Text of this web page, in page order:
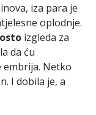
iza para je
oplodnje.
izgleda za
da ću
embrija. Netko
I dobila je, a